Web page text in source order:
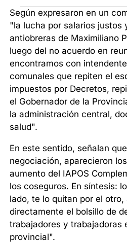
Según expresaron en un
"la lucha por salarios justos
antiobreras de Maximiliano
luego del no acuerdo en
encontramos con
comunales que repiten el
impuestos por Decretos,
el Gobernador de la
la administración central,
salud".
En este sentido, señalan
negociación, aparecieron
aumento del IAPOS
los coseguros. En síntesis:
lado, te lo quitan por el
directamente el bolsillo de
trabajadores y trabajadoras
provincial".